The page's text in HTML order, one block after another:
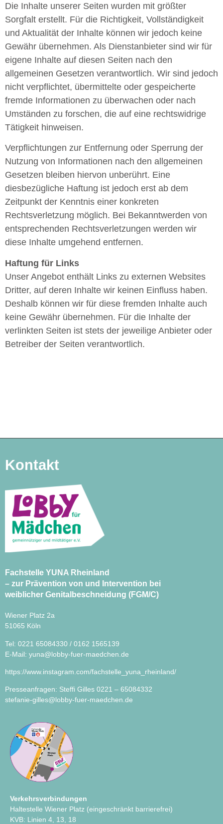
Die Inhalte unserer Seiten wurden mit größter
Sorgfalt erstellt. Für die Richtigkeit, Vollständigkeit
und Aktualität der Inhalte können wir jedoch keine
Gewähr übernehmen. Als Dienstanbieter sind wir für
eigene Inhalte auf diesen Seiten nach den
allgemeinen Gesetzen verantwortlich. Wir sind jedoch
nicht verpflichtet, übermittelte oder gespeicherte
fremde Informationen zu überwachen oder nach
Umständen zu forschen, die auf eine rechtswidrige
Tätigkeit hinweisen.
Verpflichtungen zur Entfernung oder Sperrung der
Nutzung von Informationen nach den allgemeinen
Gesetzen bleiben hiervon unberührt. Eine
diesbezügliche Haftung ist jedoch erst ab dem
Zeitpunkt der Kenntnis einer konkreten
Rechtsverletzung möglich. Bei Bekanntwerden von
entsprechenden Rechtsverletzungen werden wir
diese Inhalte umgehend entfernen.
Haftung für Links
Unser Angebot enthält Links zu externen Websites
Dritter, auf deren Inhalte wir keinen Einfluss haben.
Deshalb können wir für diese fremden Inhalte auch
keine Gewähr übernehmen. Für die Inhalte der
verlinkten Seiten ist stets der jeweilige Anbieter oder
Betreiber der Seiten verantwortlich.
Kontakt
Fachstelle YUNA Rheinland
– zur Prävention von und Intervention bei
weiblicher Genitalbeschneidung (FGM/C)
Wiener Platz 2a
51065 Köln
Tel: 0221 65084330 / 0162 1565139
E-Mail: yuna@lobby-fuer-maedchen.de
https://www.instagram.com/fachstelle_yuna_rheinland/
Presseanfragen: Steffi Gilles 0221 – 65084332
stefanie-gilles@lobby-fuer-maedchen.de
Verkehrsverbindungen
Haltestelle Wiener Platz (eingeschränkt barrierefrei)
KVB: Linien 4, 13, 18